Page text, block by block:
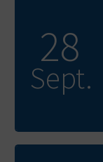
28
Sept.